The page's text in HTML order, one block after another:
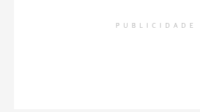
PUBLICIDADE